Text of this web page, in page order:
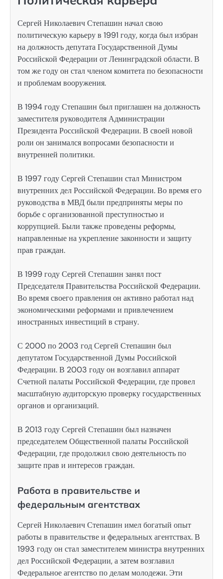
Сергей Николаевич Степашин начал свою
политическую карьеру в 1991 году, когда был избран
на должность депутата Государственной Думы
Российской Федерации от Ленинградской области. В
том же году он стал членом комитета по безопасности
и проблемам вооружения.
В 1994 году Степашин был приглашен на должность
заместителя руководителя Администрации
Президента Российской Федерации. В своей новой
роли он занимался вопросами безопасности и
внутренней политики.
В 1997 году Сергей Степашин стал Министром
внутренних дел Российской Федерации. Во время его
руководства в МВД были предприняты меры по
борьбе с организованной преступностью и
коррупцией. Были также проведены реформы,
направленные на укрепление законности и защиту
прав граждан.
В 1999 году Сергей Степашин занял пост
Председателя Правительства Российской Федерации.
Во время своего правления он активно работал над
экономическими реформами и привлечением
иностранных инвестиций в страну.
С 2000 по 2003 год Сергей Степашин был
депутатом Государственной Думы Российской
Федерации. В 2003 году он возглавил аппарат
Счетной палаты Российской Федерации, где провел
масштабную аудиторскую проверку государственных
органов и организаций.
В 2013 году Сергей Степашин был назначен
председателем Общественной палаты Российской
Федерации, где продолжил свою деятельность по
защите прав и интересов граждан.
Работа в правительстве и
федеральным агентствах
Сергей Николаевич Степашин имел богатый опыт
работы в правительстве и федеральных агентствах. В
1993 году он стал заместителем министра внутренних
дел Российской Федерации, а затем возглавил
Федеральное агентство по делам молодежи. Эти